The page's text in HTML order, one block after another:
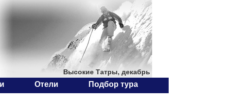
Высокие Татры, декабрь
Отели Подбор тура